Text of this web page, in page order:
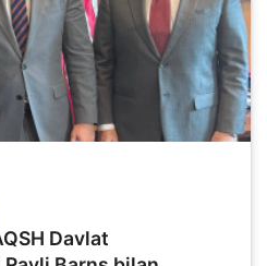
Davlat